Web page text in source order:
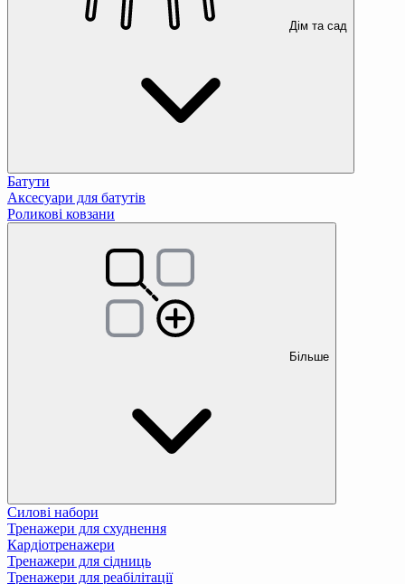
Дім та сад
Батути
Аксесуари для батутів
Роликові ковзани
Більше
Силові набори
Тренажери для схуднення
Кардіотренажери
Тренажери для сідниць
Тренажери для реабілітації